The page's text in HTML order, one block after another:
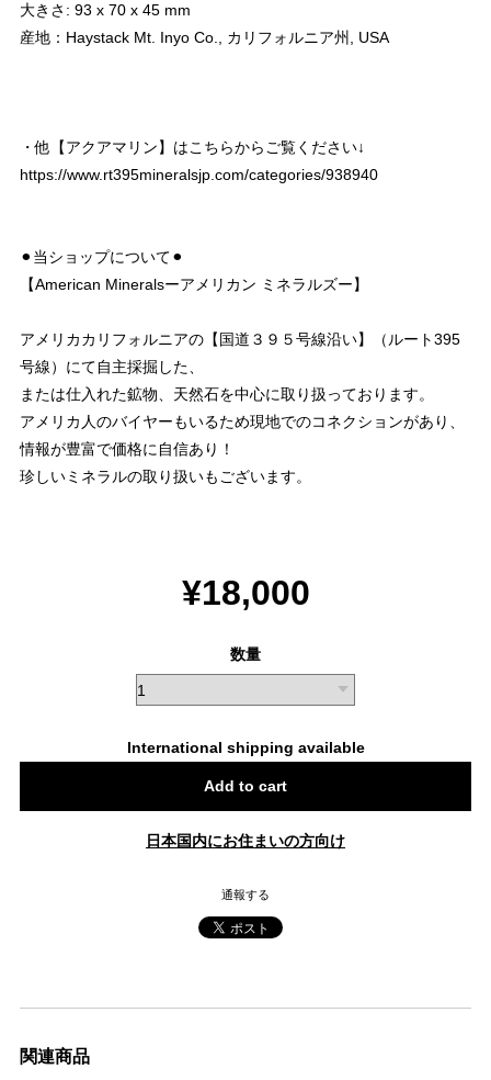
大きさ: 93 x 70 x 45 mm
産地：Haystack Mt. Inyo Co., カリフォルニア州, USA
・他【アクアマリン】はこちらからご覧ください↓
https://www.rt395mineralsjp.com/categories/938940
⚫︎当ショップについて⚫︎
【American Mineralsーアメリカン ミネラルズー】
アメリカカリフォルニアの【国道３９５号線沿い】（ルート395
号線）にて自主採掘した、
または仕入れた鉱物、天然石を中心に取り扱っております。
アメリカ人のバイヤーもいるため現地でのコネクションがあり、
情報が豊富で価格に自信あり！
珍しいミネラルの取り扱いもございます。
¥18,000
数量
International shipping available
Add to cart
日本国内にお住まいの方向け
通報する
関連商品